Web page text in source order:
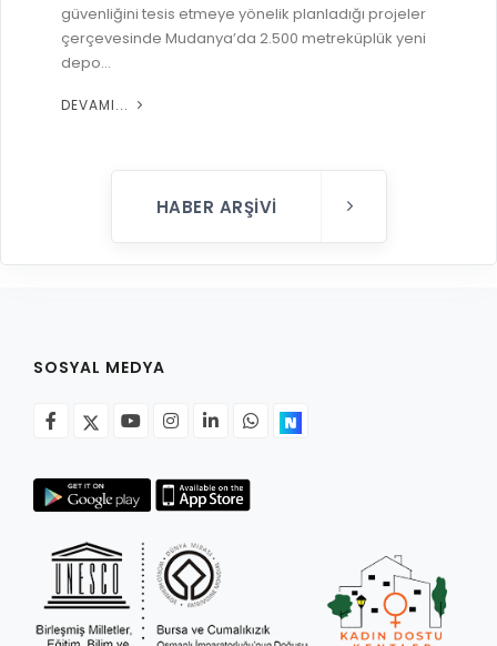
güvenliğini tesis etmeye yönelik planladığı projeler
çerçevesinde Mudanya’da 2.500 metreküplük yeni
depo...
DEVAMI...
HABER ARŞIVI
SOSYAL MEDYA